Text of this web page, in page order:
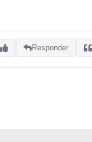
Responder